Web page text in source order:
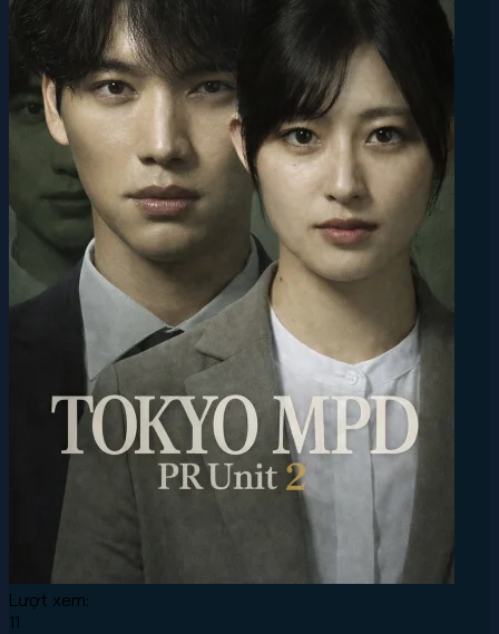
Lượt xem:
11